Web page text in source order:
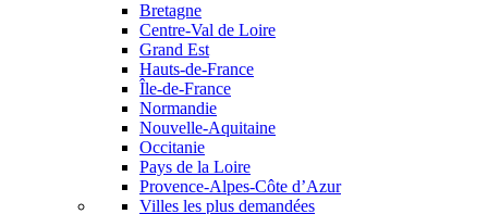
Bretagne
Centre-Val de Loire
Grand Est
Hauts-de-France
Île-de-France
Normandie
Nouvelle-Aquitaine
Occitanie
Pays de la Loire
Provence-Alpes-Côte d’Azur
Villes les plus demandées